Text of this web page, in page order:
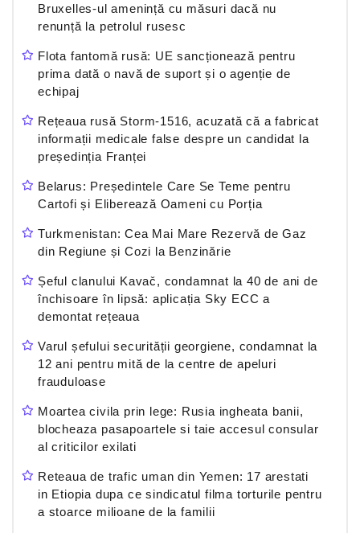
Bruxelles-ul amenință cu măsuri dacă nu
renunță la petrolul rusesc
Flota fantomă rusă: UE sancționează pentru
prima dată o navă de suport și o agenție de
echipaj
Rețeaua rusă Storm-1516, acuzată că a fabricat
informații medicale false despre un candidat la
președinția Franței
Belarus: Președintele Care Se Teme pentru
Cartofi și Eliberează Oameni cu Porția
Turkmenistan: Cea Mai Mare Rezervă de Gaz
din Regiune și Cozi la Benzinărie
Șeful clanului Kavač, condamnat la 40 de ani de
închisoare în lipsă: aplicația Sky ECC a
demontat rețeaua
Varul șefului securității georgiene, condamnat la
12 ani pentru mită de la centre de apeluri
frauduloase
Moartea civila prin lege: Rusia ingheata banii,
blocheaza pasapoartele si taie accesul consular
al criticilor exilati
Reteaua de trafic uman din Yemen: 17 arestati
in Etiopia dupa ce sindicatul filma torturile pentru
a stoarce milioane de la familii